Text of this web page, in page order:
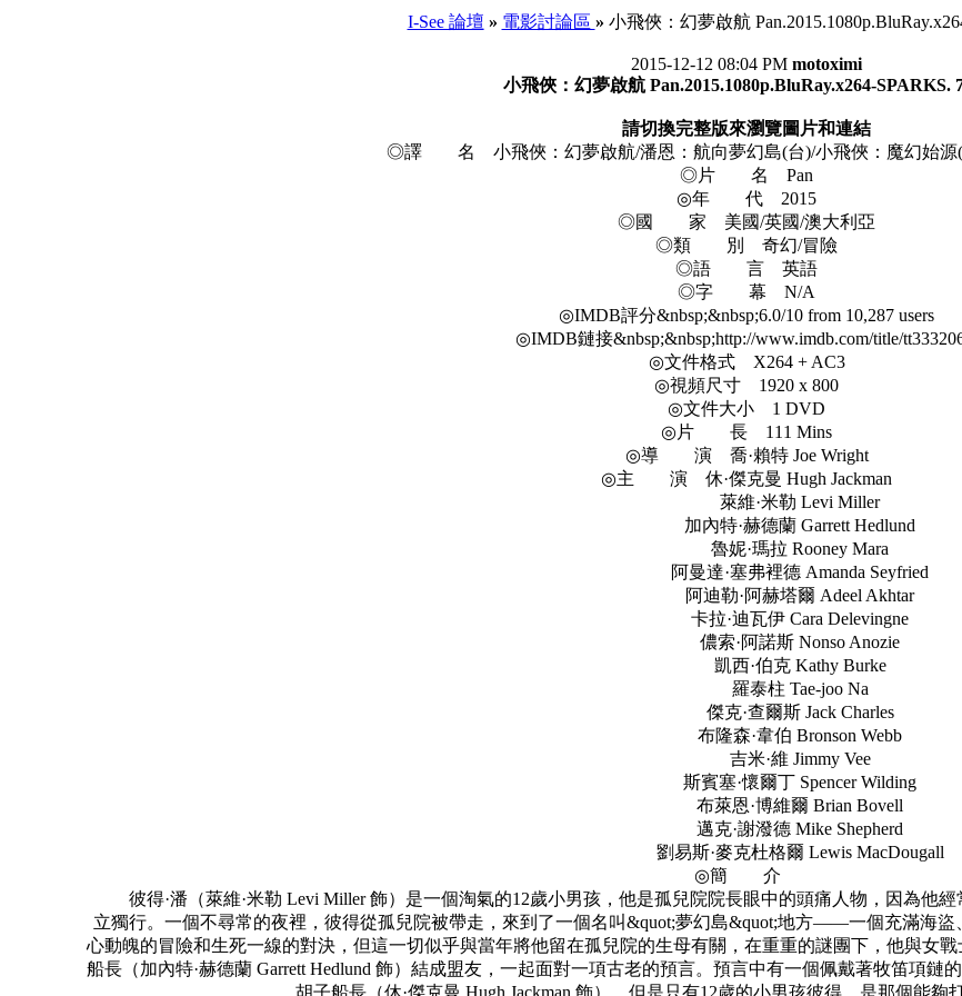
I-See 論壇 » 電影討論區 » 小飛俠：幻夢啟航
2015-12-12 08:04 PM motoximi
小飛俠：幻夢啟航 Pan.2015.1080p.BluRay.x264-SPARKS.
請切換完整版來瀏覽圖片和連結
◎譯 名 小飛俠：幻夢啟航/潘恩：航向夢幻島(台)/小飛俠：魔幻始源(
◎片 名 Pan
◎年 代 2015
◎國 家 美國/英國/澳大利亞
◎類 別 奇幻/冒險
◎語 言 英語
◎字 幕 N/A
◎IMDB評分&nbsp;&nbsp;6.0/10 from 10,287 users
◎IMDB鏈接&nbsp;&nbsp;http://www.imdb.com/title/
◎文件格式 X264 + AC3
◎視頻尺寸 1920 x 800
◎文件大小 1 DVD
◎片 長 111 Mins
◎導 演 喬·賴特 Joe Wright
◎主 演 休·傑克曼 Hugh Jackman
萊維·米勒 Levi Miller
加內特·赫德蘭 Garrett Hedlund
魯妮·瑪拉 Rooney Mara
阿曼達·塞弗裡德 Amanda Seyfried
阿迪勒·阿赫塔爾 Adeel Akhtar
卡拉·迪瓦伊 Cara Delevingne
儂索·阿諾斯 Nonso Anozie
凱西·伯克 Kathy Burke
羅泰柱 Tae-joo Na
傑克·查爾斯 Jack Charles
布隆森·韋伯 Bronson Webb
吉米·維 Jimmy Vee
斯賓塞·懷爾丁 Spencer Wilding
布萊恩·博維爾 Brian Bovell
邁克·謝潑德 Mike Shepherd
劉易斯·麥克杜格爾 Lewis MacDougall
◎簡 介
彼得·潘（萊維·米勒 Levi Miller 飾）是一個淘氣的12歲小男孩，他是孤兒院院長眼中的頭痛人物，因為他
立獨行。一個不尋常的夜裡，彼得從孤兒院被帶走，來到了一個名叫&quot;夢幻島&quot;地方——一個充滿海
心動魄的冒險和生死一線的對決，但這一切似乎與當年將他留在孤兒院的生母有關，在重重的謎團下，他與女戰
船長（加內特·赫德蘭 Garrett Hedlund 飾）結成盟友，一起面對一項古老的預言。預言中有一個佩戴著牧笛項
胡子船長（休·傑克曼 Hugh Jackman 飾），但是只有12歲的小男孩彼得，是那個能夠